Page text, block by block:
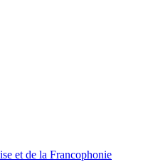
et de la Francophonie